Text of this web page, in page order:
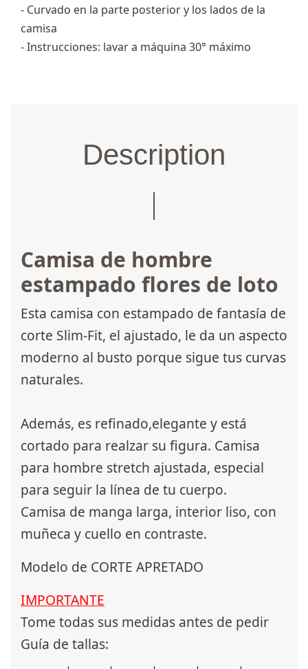
- Curvado en la parte posterior y los lados de la
camisa
- Instrucciones: lavar a máquina 30° máximo
Description
Camisa de hombre
estampado flores de loto
Esta camisa con estampado de fantasía de
corte Slim-Fit, el ajustado, le da un aspecto
moderno al busto porque sigue tus curvas
naturales.
Además, es refinado,elegante y está
cortado para realzar su figura. Camisa
para hombre stretch ajustada, especial
para seguir la línea de tu cuerpo.
Camisa de manga larga, interior liso, con
muñeca y cuello en contraste.
Modelo de CORTE APRETADO
IMPORTANTE
Tome todas sus medidas antes de pedir
Guía de tallas: